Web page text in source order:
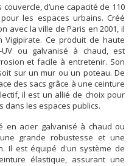
couvercle, d’une capacité de 110
les espaces urbains. Créé
avec la ville de Paris en 2001, il
Ce produit de haute
ou galvanisé à chaud, est
et facile à entretenir. Son
sur un mur ou un poteau. De
des sacs grâce à une ceinture
il est un allié de choix pour
dans les espaces publics.
en acier galvanisé à chaud ou
grande robustesse et une
Il est équipé d'un système de
élastique, assurant une